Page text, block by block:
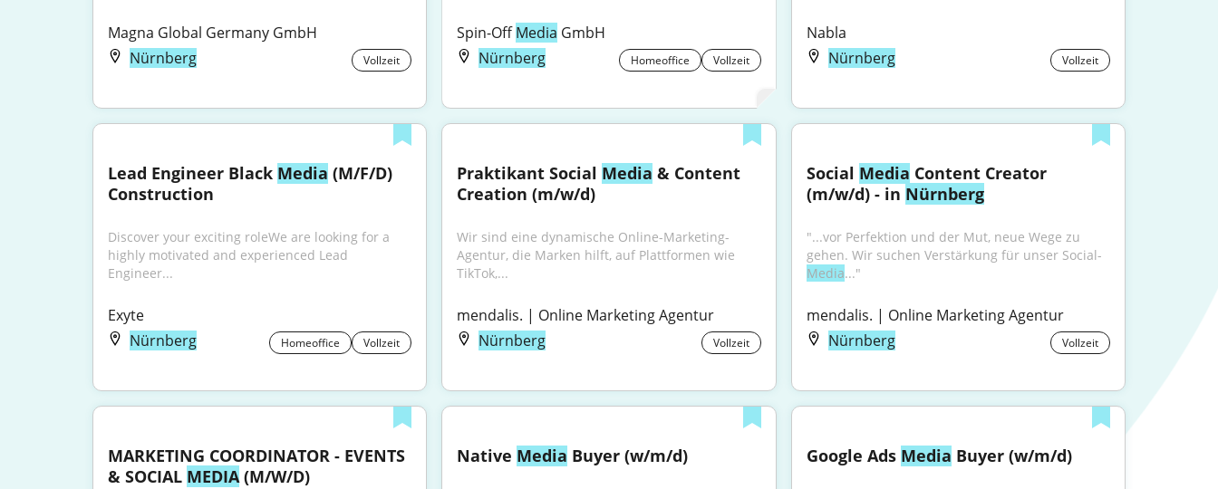
Magna Global Germany GmbH
Nürnberg
Vollzeit
Spin-Off Media GmbH
Nürnberg
Homeoffice Vollzeit
Nabla
Nürnberg
Vollzeit
Lead Engineer Black Media (M/F/D)
Construction
Discover your exciting roleWe are looking for a
highly motivated and experienced Lead
Engineer...
Exyte
Nürnberg
Homeoffice Vollzeit
Praktikant Social Media & Content
Creation (m/w/d)
Wir sind eine dynamische Online-Marketing-
Agentur, die Marken hilft, auf Plattformen wie
TikTok,...
mendalis. | Online Marketing Agentur
Nürnberg
Vollzeit
Social Media Content Creator
(m/w/d) - in Nürnberg
"...vor Perfektion und der Mut, neue Wege zu
gehen. Wir suchen Verstärkung für unser Social-
Media..."
mendalis. | Online Marketing Agentur
Nürnberg
Vollzeit
MARKETING COORDINATOR - EVENTS
& SOCIAL MEDIA (M/W/D)
Native Media Buyer (w/m/d) Google Ads Media Buyer (w/m/d)